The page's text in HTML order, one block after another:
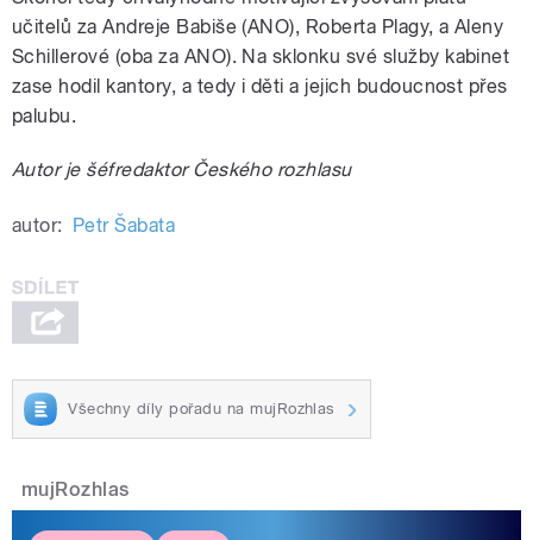
učitelů za Andreje Babiše (ANO), Roberta Plagy, a Aleny
Schillerové (oba za ANO). Na sklonku své služby kabinet
zase hodil kantory, a tedy i děti a jejich budoucnost přes
palubu.
Autor je šéfredaktor Českého rozhlasu
autor: Petr Šabata
Všechny díly pořadu na mujRozhlas
mujRozhlas